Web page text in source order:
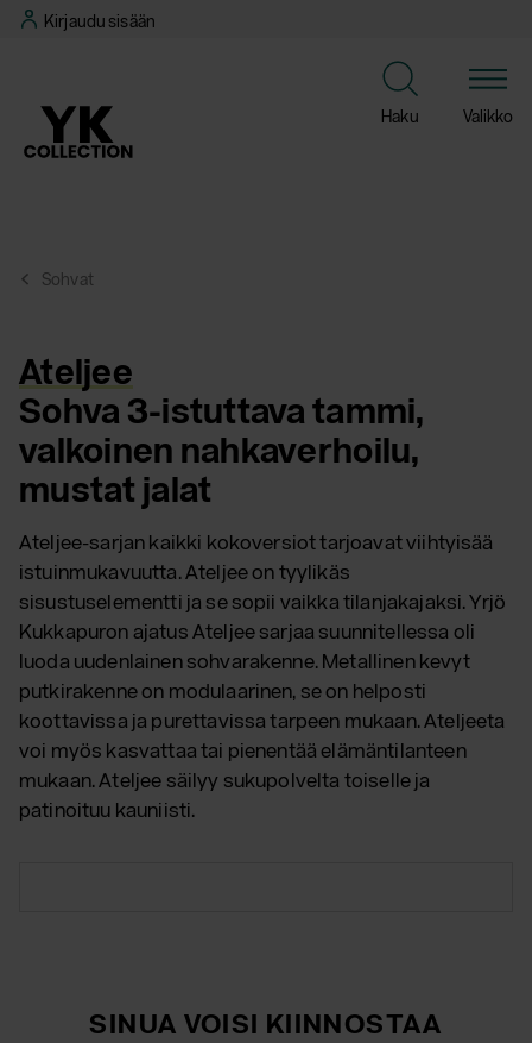
Siirry
suoraan
Kirjaudu sisään
Haku Valikko
Sohvat
Ateljee
Sohva 3-istuttava tammi,
valkoinen nahkaverhoilu,
mustat jalat
Ateljee-sarjan kaikki kokoversiot tarjoavat viihtyisää
istuinmukavuutta. Ateljee on tyylikäs
sisustuselementti ja se sopii vaikka tilanjakajaksi. Yrjö
Kukkapuron ajatus Ateljee sarjaa suunnitellessa oli
luoda uudenlainen sohvarakenne. Metallinen kevyt
putkirakenne on modulaarinen, se on helposti
koottavissa ja purettavissa tarpeen mukaan. Ateljeeta
voi myös kasvattaa tai pienentää elämäntilanteen
mukaan. Ateljee säilyy sukupolvelta toiselle ja
patinoituu kauniisti.
SINUA VOISI KIINNOSTAA